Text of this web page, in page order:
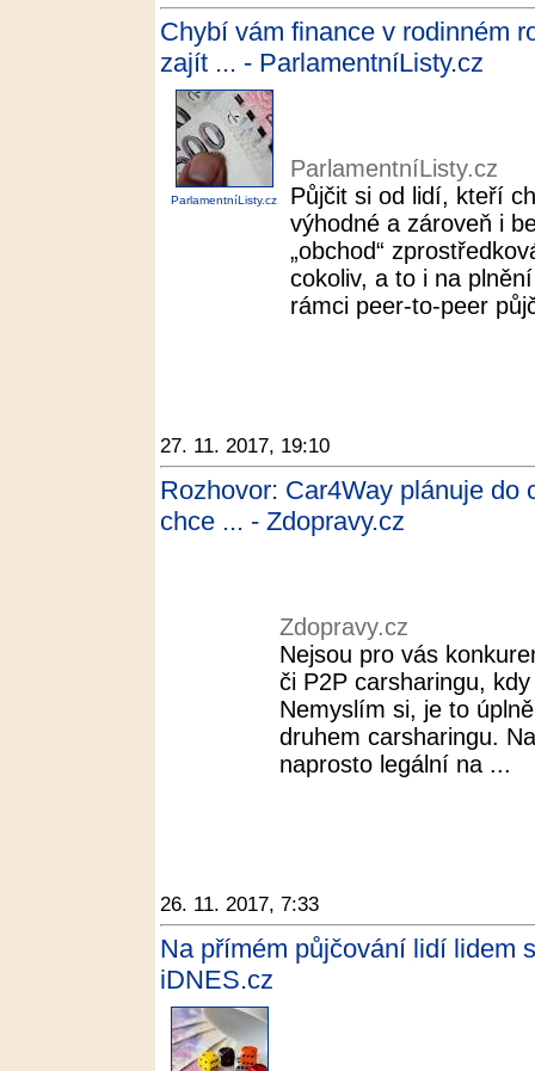
Chybí vám finance v rodinném
zajít ... - ParlamentníListy.cz
ParlamentníListy.cz
ParlamentníListy.cz
Půjčit si od lidí, kteří
výhodné a zároveň i
„obchod“
cokoliv, a to i na
rámci peer-to-peer
27. 11. 2017, 19:10
Rozhovor: Car4Way plánuje do
chce ... - Zdopravy.cz
Zdopravy.cz
Nejsou pro vás
či P2P carsharingu,
Nemyslím si, je to
druhem carsharingu.
naprosto legální na ...
26. 11. 2017, 7:33
Na přímém půjčování lidí lidem
iDNES.cz